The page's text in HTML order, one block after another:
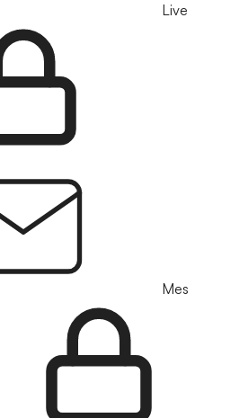
Live
Mes